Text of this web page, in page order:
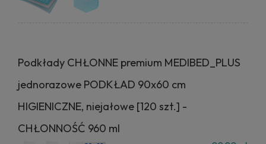
Podkłady CHŁONNE premium MEDIBED_PLUS
jednorazowe PODKŁAD 90x60 cm
HIGIENICZNE, niejałowe [120 szt.] -
CHŁONNOŚĆ 960 ml